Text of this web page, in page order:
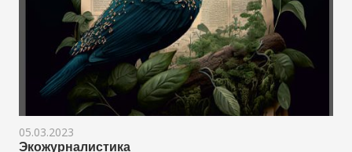
05.03.2023
Экожурналистика